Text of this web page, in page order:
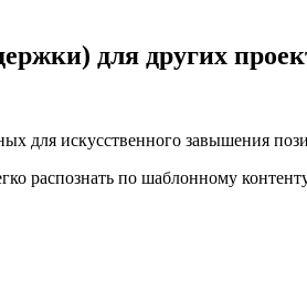
для других
для искусственного завышения
распознать по шаблонному